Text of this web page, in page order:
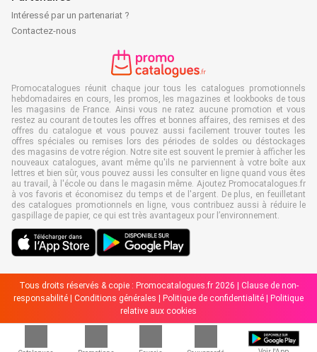
Intéressé par un partenariat ?
Contactez-nous
Promocatalogues réunit chaque jour tous les catalogues promotionnels
hebdomadaires en cours, les promos, les magazines et lookbooks de tous
les magasins de France. Ainsi vous ne ratez aucune promotion et vous
restez au courant de toutes les offres et bonnes affaires, des remises et des
offres du catalogue et vous pouvez aussi facilement trouver toutes les
offres spéciales ou remises lors des périodes de soldes ou déstockages
des magasins de votre région. Notre site est souvent le premier à afficher les
nouveaux catalogues, avant même qu'ils ne parviennent à votre boîte aux
lettres et bien sûr, vous pouvez aussi les consulter en ligne quand vous êtes
au travail, à l'école ou dans le magasin même. Ajoutez Promocatalogues.fr
à vos favoris et économisez du temps et de l'argent. De plus, en feuilletant
des catalogues promotionnels en ligne, vous contribuez aussi à réduire le
gaspillage de papier, ce qui est très avantageux pour l’environnement.
Tous droits réservés & copie : Promocatalogues.fr 2026 | Clause de non-
responsabilité
Conditions générales Politique de confidentialité
Politique
relative aux cookies